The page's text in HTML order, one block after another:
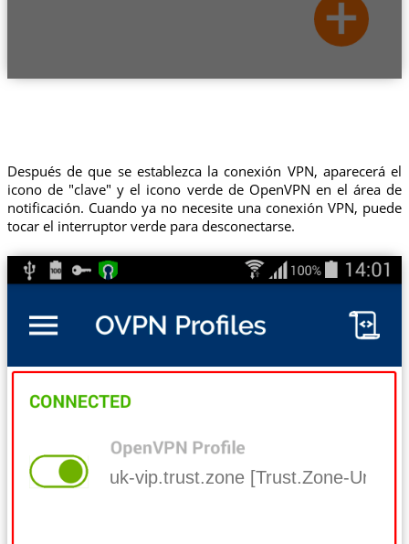
Después de que se establezca la conexión VPN, aparecerá el
icono de "clave" y el icono verde de OpenVPN en el área de
notificación. Cuando ya no necesite una conexión VPN, puede
tocar el interruptor verde para desconectarse.
uk-vip.trust.zone [Trust.Zone-